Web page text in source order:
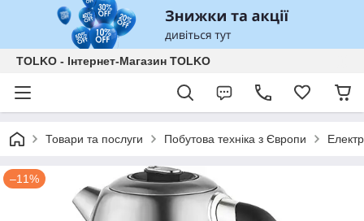
TOLKO - Інтернет-Магазин TOLKO
Товари та послуги Побутова техніка з Європи
–11%